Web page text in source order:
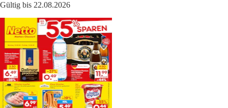
Gültig bis 22.08.2026